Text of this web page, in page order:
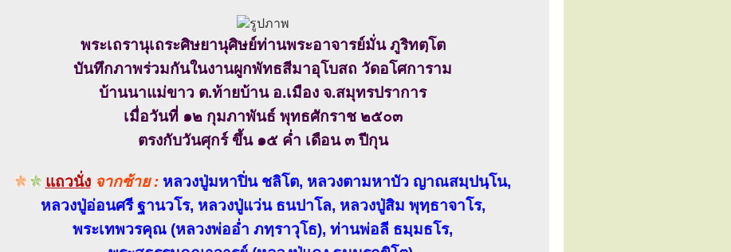
พระเถรานุเถระศิษยานุศิษย์ท่านพระอาจารย์มั่น ภูริทตฺโต
บันทึกภาพร่วมกันในงานผูกพัทธสีมาอุโบสถ วัดอโศการาม
บ้านนาแม่ขาว ต.ท้ายบ้าน อ.เมือง จ.สมุทรปราการ
เมื่อวันที่ ๑๒ กุมภาพันธ์ พุทธศักราช ๒๕๐๓
ตรงกับวันศุกร์ ขึ้น ๑๕ ค่ำ เดือน ๓ ปีกุน
แถวนั่ง จากซ้าย : หลวงปู่มหาปิ่น ชลิโต, หลวงตามหาบัว ญาณสมฺปนฺโน,
หลวงปู่อ่อนศรี ฐานวโร, หลวงปู่แว่น ธนปาโล, หลวงปู่สิม พุทฺธาจาโร,
พระเทพวรคุณ (หลวงพ่ออ่ำ ภทฺราวุโธ), ท่านพ่อลี ธมฺมธโร,